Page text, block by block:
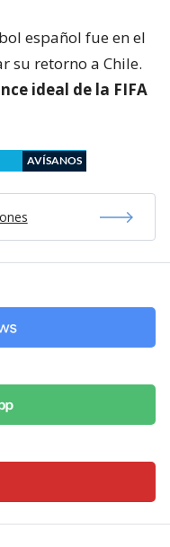
español fue en el
su retorno a Chile.
ideal de la FIFA
AVÍSANOS